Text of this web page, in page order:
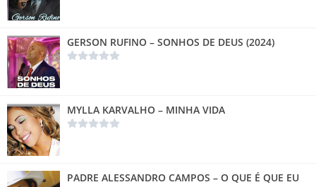
GERSON RUFINO – SONHOS DE DEUS (2024)
MYLLA KARVALHO – MINHA VIDA
PADRE ALESSANDRO CAMPOS – O QUE É QUE EU